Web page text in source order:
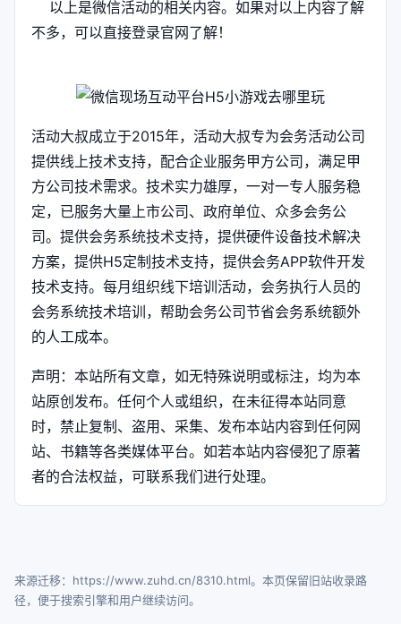
以上是微信活动的相关内容。如果对以上内容了解
不多，可以直接登录官网了解！
活动大叔成立于2015年，活动大叔专为会务活动公司
提供线上技术支持，配合企业服务甲方公司，满足甲
方公司技术需求。技术实力雄厚，一对一专人服务稳
定，已服务大量上市公司、政府单位、众多会务公
司。提供会务系统技术支持，提供硬件设备技术解决
方案，提供H5定制技术支持，提供会务APP软件开发
技术支持。每月组织线下培训活动，会务执行人员的
会务系统技术培训，帮助会务公司节省会务系统额外
的人工成本。
声明：本站所有文章，如无特殊说明或标注，均为本
站原创发布。任何个人或组织，在未征得本站同意
时，禁止复制、盗用、采集、发布本站内容到任何网
站、书籍等各类媒体平台。如若本站内容侵犯了原著
者的合法权益，可联系我们进行处理。
来源迁移：https://www.zuhd.cn/8310.html。本页保留旧站收录路
径，便于搜索引擎和用户继续访问。